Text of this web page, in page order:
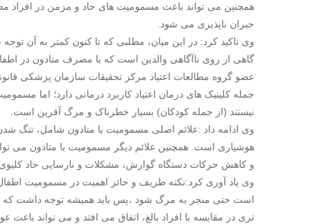
همچنین می تواند باعث مسمومیت های حاد و مزمن در
جبران ناپذیری می شود.
وی تاکید کرد: در این میان، مطلبی که تا کنون کمتر به آن
گاهی از روی ناآگاهی والدین است که با مصرف متادون در
عضو گروه مطالعات اعتیاد مرکز تحقیقات سازمان پزشکی
جمله کلینیک های درمان اعتیاد کاربرد درمانی دارد؛ اما
نیستند (از جمله کودکان) بسیار خطرناک و مرگ آفرین است.
وی ادامه داد :علائم اصلی مسمومیت با متادون شامل،
هوشیاری است. همچنین علائم دیگر مسمومیت با متادون می
و کاهش حرکات دستگاه گوارش، مشکلات و نارسایی حاد
وی یاد آوری کرد:نکته ظریف و حائز اهمیت در مسمومیت
است حتی منجر به مرگ شود ،پس باید همیشه توجه داشت که
تری در مقایسه با افراد بالغ، اتفاق می افتد و می تواند